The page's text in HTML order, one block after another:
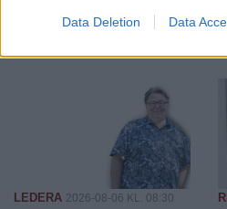
Data Deletion Data
LEDERA 2026-08-06 KL. 08:30